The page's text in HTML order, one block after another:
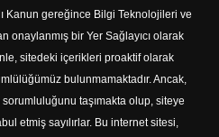
Kanun gereğince Bilgi Teknolojileri ve
onaylanmış bir Yer Sağlayıcı olarak
sitedeki içerikleri proaktif olarak
bulunmamaktadır. Ancak,
taşımakta olup, siteye
etmiş sayılırlar. Bu internet sitesi,